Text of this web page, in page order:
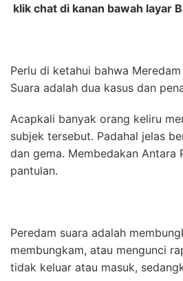
klik chat di kanan bawah layar
Perlu di ketahui bahwa
Suara adalah dua kasus dan
Acapkali banyak orang keliru
subjek tersebut. Padahal jelas
dan gema. Membedakan Antara
pantulan.
Peredam suara adalah
membungkam, atau mengunci
tidak keluar atau masuk,